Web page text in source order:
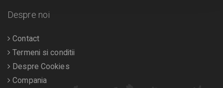
Despre noi
Contact
Termeni si conditii
Despre Cookies
Compania